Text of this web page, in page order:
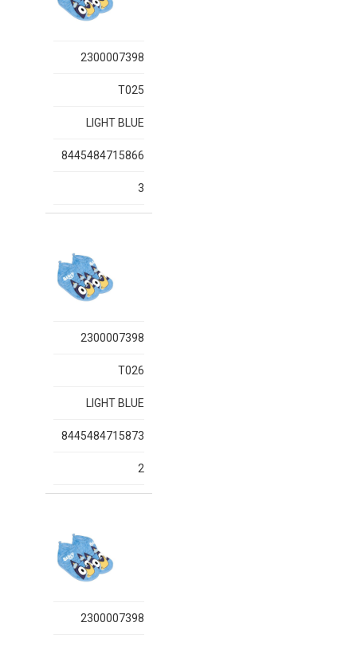
2300007398
T025
LIGHT BLUE
8445484715866
3
2300007398
T026
LIGHT BLUE
8445484715873
2
2300007398